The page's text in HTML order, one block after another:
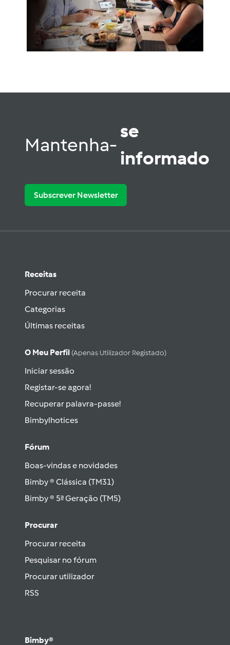
Mantenha-
se
informado
Subscrever Newsletter
Receitas
Procurar receita
Categorias
Últimas receitas
O Meu Perfil (apenas Utilizador Registado)
Iniciar sessão
Registar-se agora!
Recuperar palavra-passe!
Bimbylhotices
Fórum
Boas-vindas e novidades
Bimby ® Clássica (TM31)
Bimby ® 5ª Geração (TM5)
Procurar
Procurar receita
Pesquisar no fórum
Procurar utilizador
RSS
Bimby®